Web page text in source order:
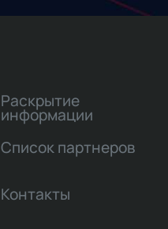
Раскрытие
информации
Список партнеров
Контакты